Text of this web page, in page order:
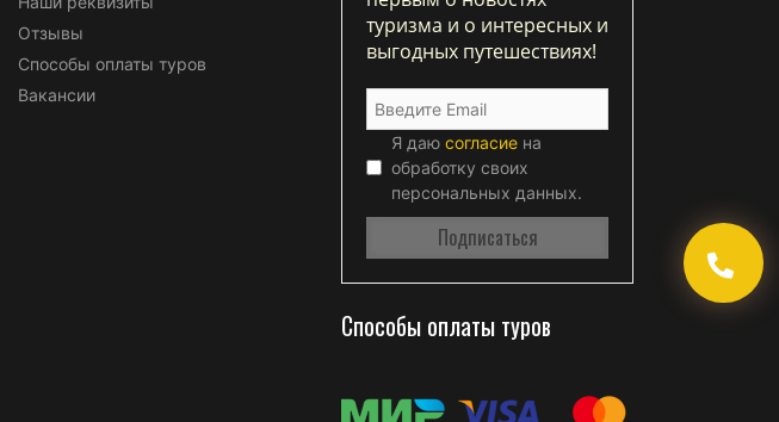
Отзывы
Способы оплаты туров
Вакансии
туризма и о интересных и
выгодных путешествиях!
Я даю согласие на
обработку своих
персональных данных.
Способы оплаты туров